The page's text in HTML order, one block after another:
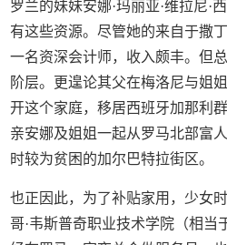
罗兰的妹妹安娜·玛丽亚·维拉尼·
有这些资源。尽管她的来自于撒
一名资深会计师，收入颇丰。但
阶层。更遑论其父在梅洛尼与姐
开这个家庭，移居西班牙加那利
亲安娜及姐姐一起从罗马北部富
时较为贫困的加尔巴特拉街区。
也正因此，为了补贴家用，少女
哥·韦斯普奇职业技术学院（相当